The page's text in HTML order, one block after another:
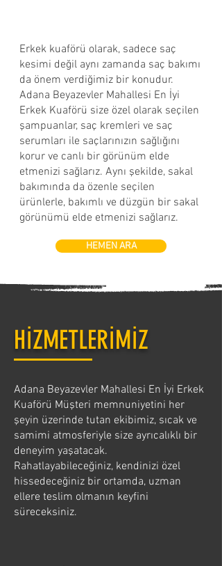
Erkek kuaförü olarak, sadece saç
kesimi değil aynı zamanda saç bakımı
da önem verdiğimiz bir konudur.
Adana Beyazevler Mahallesi En İyi
Erkek Kuaförü size özel olarak seçilen
şampuanlar, saç kremleri ve saç
serumları ile saçlarınızın sağlığını
korur ve canlı bir görünüm elde
etmenizi sağlarız. Aynı şekilde, sakal
bakımında da özenle seçilen
ürünlerle, bakımlı ve düzgün bir sakal
görünümü elde etmenizi sağlarız.
HEMEN ARA
HİZMETLERİMİZ
Adana Beyazevler Mahallesi En İyi Erkek
Kuaförü Müşteri memnuniyetini her
şeyin üzerinde tutan ekibimiz, sıcak ve
samimi atmosferiyle size ayrıcalıklı bir
deneyim yaşatacak.
Rahatlayabileceğiniz, kendinizi özel
hissedeceğiniz bir ortamda, uzman
ellere teslim olmanın keyfini
süreceksiniz.